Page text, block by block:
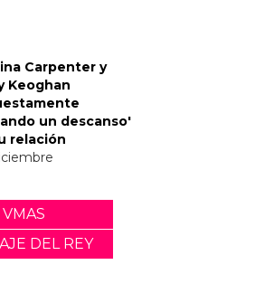
Carpenter y
Keoghan
un descanso'
relación
VMAS
DEL REY